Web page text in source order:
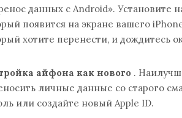
данных с Android». Установите
появится на экране вашего
хотите перенести, и дождитесь
айфона как нового .
личные данные со старого
или создайте новый Apple ID.